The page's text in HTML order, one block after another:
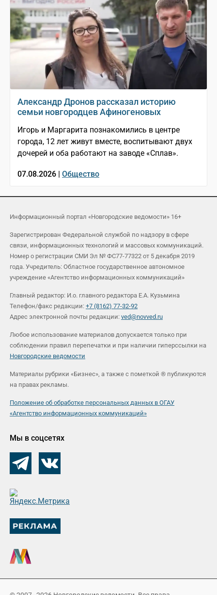
Александр Дронов рассказал историю
семьи новгородцев Афиногеновых
Игорь и Маргарита познакомились в центре
города, 12 лет живут вместе, воспитывают двух
дочерей и оба работают на заводе «Сплав».
07.08.2026 | Общество
Информационный портал «Новгородские ведомости» 16+
Зарегистрирован Федеральной службой по надзору в сфере
связи, информационных технологий и массовых коммуникаций.
Номер о регистрации СМИ Эл № ФС77-77322 от 5 декабря 2019
года. Учредитель: Областное государственное автономное
учреждение «Агентство информационных коммуникаций»
Главный редактор: И.о. главного редактора Е.А. Кузьмина
Телефон/факс редакции: +7 (8162) 77-32-92
Адрес электронной почты редакции: ved@novved.ru
Любое использование материалов допускается только при
соблюдении правил перепечатки и при наличии гиперссылки на
Новгородские ведомости
Материалы рубрики «Бизнес», а также с пометкой ® публикуются
на правах рекламы.
Положение об обработке персональных данных в ОГАУ
«Агентство информационных коммуникаций»
Мы в соцсетях